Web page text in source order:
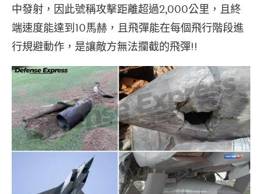
中發射，因此號稱攻擊距離超過2,000公里，且終
端速度能達到10馬赫，且飛彈能在每個飛行階段進
行規避動作，是讓敵方無法攔截的飛彈!!